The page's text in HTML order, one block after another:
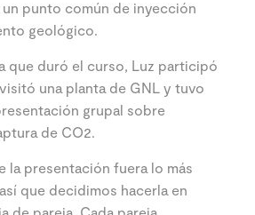
punto común de inyección
geológico.
que duró el curso, Luz participó
una planta de GNL y tuvo
grupal sobre
de CO2.
la presentación fuera lo más
que decidimos hacerla en